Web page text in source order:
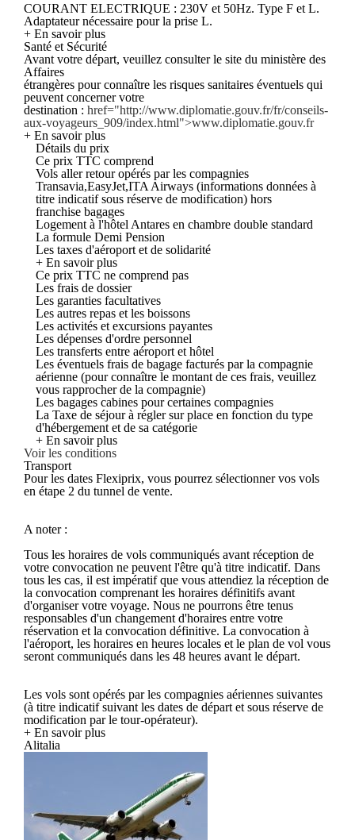
COURANT ELECTRIQUE : 230V et 50Hz. Type F et L.
Adaptateur nécessaire pour la prise L.
+ En savoir plus
Santé et Sécurité
Avant votre départ, veuillez consulter le site du ministère des
Affaires
étrangères pour connaître les risques sanitaires éventuels qui
peuvent concerner votre
destination : href="http://www.diplomatie.gouv.fr/fr/conseils-
aux-voyageurs_909/index.html">www.diplomatie.gouv.fr
+ En savoir plus
Détails du prix
Ce prix TTC comprend
Vols aller retour opérés par les compagnies
Transavia,EasyJet,ITA Airways (informations données à
titre indicatif sous réserve de modification) hors
franchise bagages
Logement à l'hôtel Antares en chambre double standard
La formule Demi Pension
Les taxes d'aéroport et de solidarité
+ En savoir plus
Ce prix TTC ne comprend pas
Les frais de dossier
Les garanties facultatives
Les autres repas et les boissons
Les activités et excursions payantes
Les dépenses d'ordre personnel
Les transferts entre aéroport et hôtel
Les éventuels frais de bagage facturés par la compagnie
aérienne (pour connaître le montant de ces frais, veuillez
vous rapprocher de la compagnie)
Les bagages cabines pour certaines compagnies
La Taxe de séjour à régler sur place en fonction du type
d'hébergement et de sa catégorie
+ En savoir plus
Voir les conditions
Transport
Pour les dates Flexiprix, vous pourrez sélectionner vos vols
en étape 2 du tunnel de vente.
A noter :
Tous les horaires de vols communiqués avant réception de
votre convocation ne peuvent l'être qu'à titre indicatif. Dans
tous les cas, il est impératif que vous attendiez la réception de
la convocation comprenant les horaires définitifs avant
d'organiser votre voyage. Nous ne pourrons être tenus
responsables d'un changement d'horaires entre votre
réservation et la convocation définitive. La convocation à
l'aéroport, les horaires en heures locales et le plan de vol vous
seront communiqués dans les 48 heures avant le départ.
Les vols sont opérés par les compagnies aériennes suivantes
(à titre indicatif suivant les dates de départ et sous réserve de
modification par le tour-opérateur).
+ En savoir plus
Alitalia